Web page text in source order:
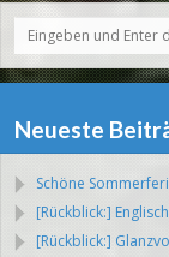
Neueste
Schöne
[Rückblick:]
[Rückblick:]